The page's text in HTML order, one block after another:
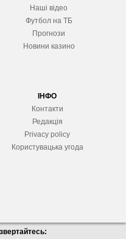
Наші відео
Футбол на ТБ
Прогнози
Новини казино
ІНФО
Контакти
Редакція
Privacy policy
Користувацька угода